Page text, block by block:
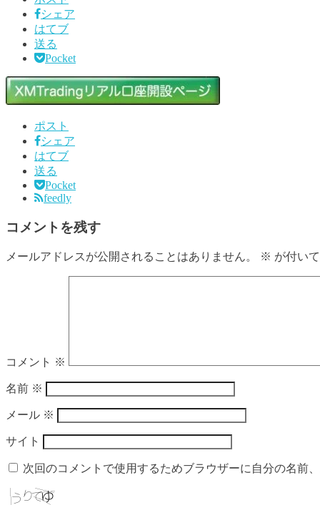
シェア
はてブ
送る
Pocket
ポスト
シェア
はてブ
送る
Pocket
feedly
コメントを残す
メールアドレスが公開されることはありません。 ※ が付い
コメント ※
名前 ※
メール ※
サイト
次回のコメントで使用するためブラウザーに自分の名前